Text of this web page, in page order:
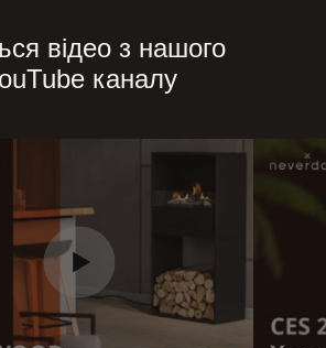
відео з нашого
каналу